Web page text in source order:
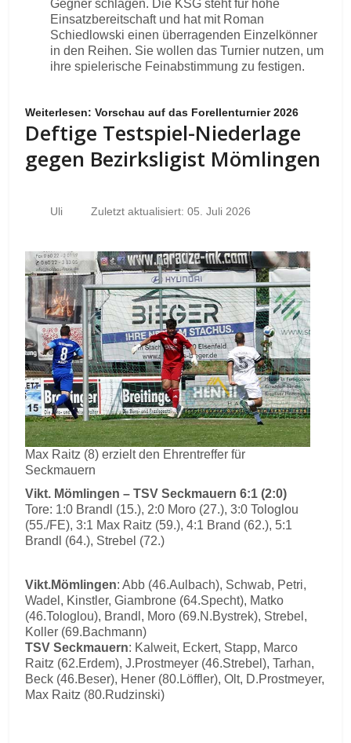
Gegner schlagen. Die KSG steht für hohe
Einsatzbereitschaft und hat mit Roman
Schiedlowski einen überragenden Einzelkönner
in den Reihen. Sie wollen das Turnier nutzen, um
ihre spielerische Feinabstimmung zu festigen.
Weiterlesen: Vorschau auf das Forellenturnier 2026
Deftige Testspiel-Niederlage
gegen Bezirksligist Mömlingen
Uli Zuletzt aktualisiert: 05. Juli 2026
Max Raitz (8) erzielt den Ehrentreffer für
Seckmauern
Vikt. Mömlingen – TSV Seckmauern 6:1 (2:0)
Tore: 1:0 Brandl (15.), 2:0 Moro (27.), 3:0 Tologlou
(55./FE), 3:1 Max Raitz (59.), 4:1 Brand (62.), 5:1
Brandl (64.), Strebel (72.)
Vikt.Mömlingen: Abb (46.Aulbach), Schwab, Petri,
Wadel, Kinstler, Giambrone (64.Specht), Matko
(46.Tologlou), Brandl, Moro (69.N.Bystrek), Strebel,
Koller (69.Bachmann)
TSV Seckmauern: Kalweit, Eckert, Stapp, Marco
Raitz (62.Erdem), J.Prostmeyer (46.Strebel), Tarhan,
Beck (46.Beser), Hener (80.Löffler), Olt, D.Prostmeyer,
Max Raitz (80.Rudzinski)